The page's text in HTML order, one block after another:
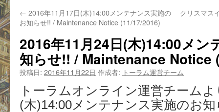
← 2016年11月17日(木)14:00メンテナンス実施の
お知らせ!! / Maintenance Notice (11/17/2016)
クリスマス
2016年11月24日(木)14:00メン
知らせ!! / Maintenance Notice
投稿日: 2016年11月22日 作成者: トーラム運営チーム
トーラムオンライン運営チーム
(木)14:00メンテナンス実施のお